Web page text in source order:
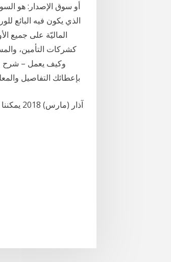
الذي يكون فيه البائع
الماليّة على جميع
كشركات التأمين،
بإعطائك التفاصيل